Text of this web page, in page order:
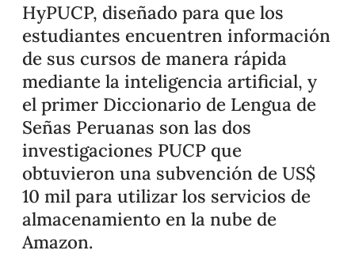
HyPUCP, diseñado para que los
estudiantes encuentren información
de sus cursos de manera rápida
mediante la inteligencia artificial, y
el primer Diccionario de Lengua de
Señas Peruanas son las dos
investigaciones PUCP que
obtuvieron una subvención de US$
10 mil para utilizar los servicios de
almacenamiento en la nube de
Amazon.